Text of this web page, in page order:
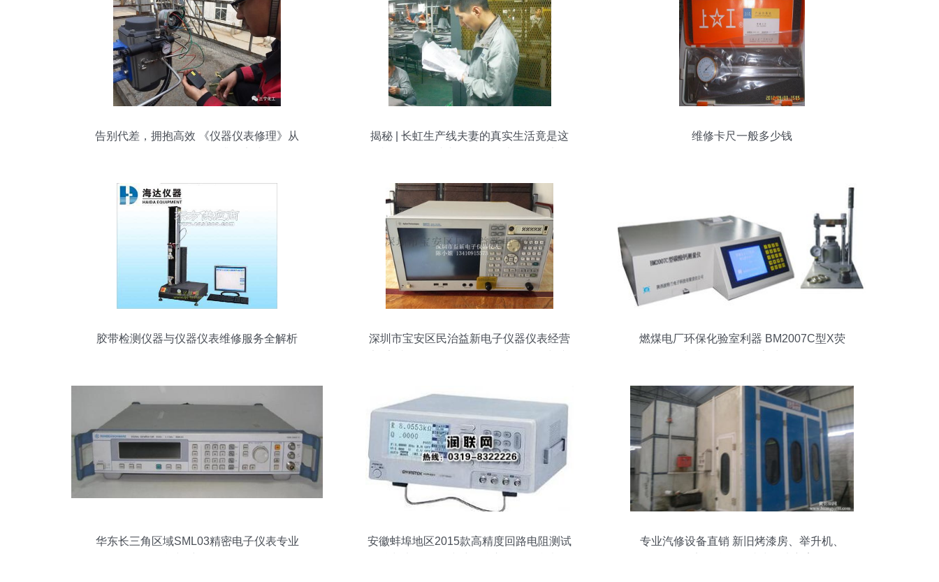
告别代差，拥抱高效 《仪器仪表修理》从
揭秘 | 长虹生产线夫妻的真实生活竟是这
维修卡尺一般多少钱
胶带检测仪器与仪器仪表维修服务全解析
深圳市宝安区民治益新电子仪器仪表经营
燃煤电厂环保化验室利器 BM2007C型X荧
华东长三角区域SML03精密电子仪表专业
安徽蚌埠地区2015款高精度回路电阻测试
专业汽修设备直销 新旧烤漆房、举升机、